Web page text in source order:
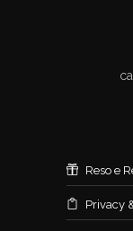
Reso e
Privacy